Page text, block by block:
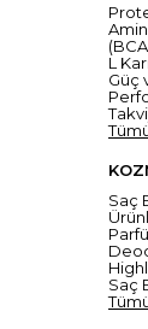
L
Güç
Saç
Saç